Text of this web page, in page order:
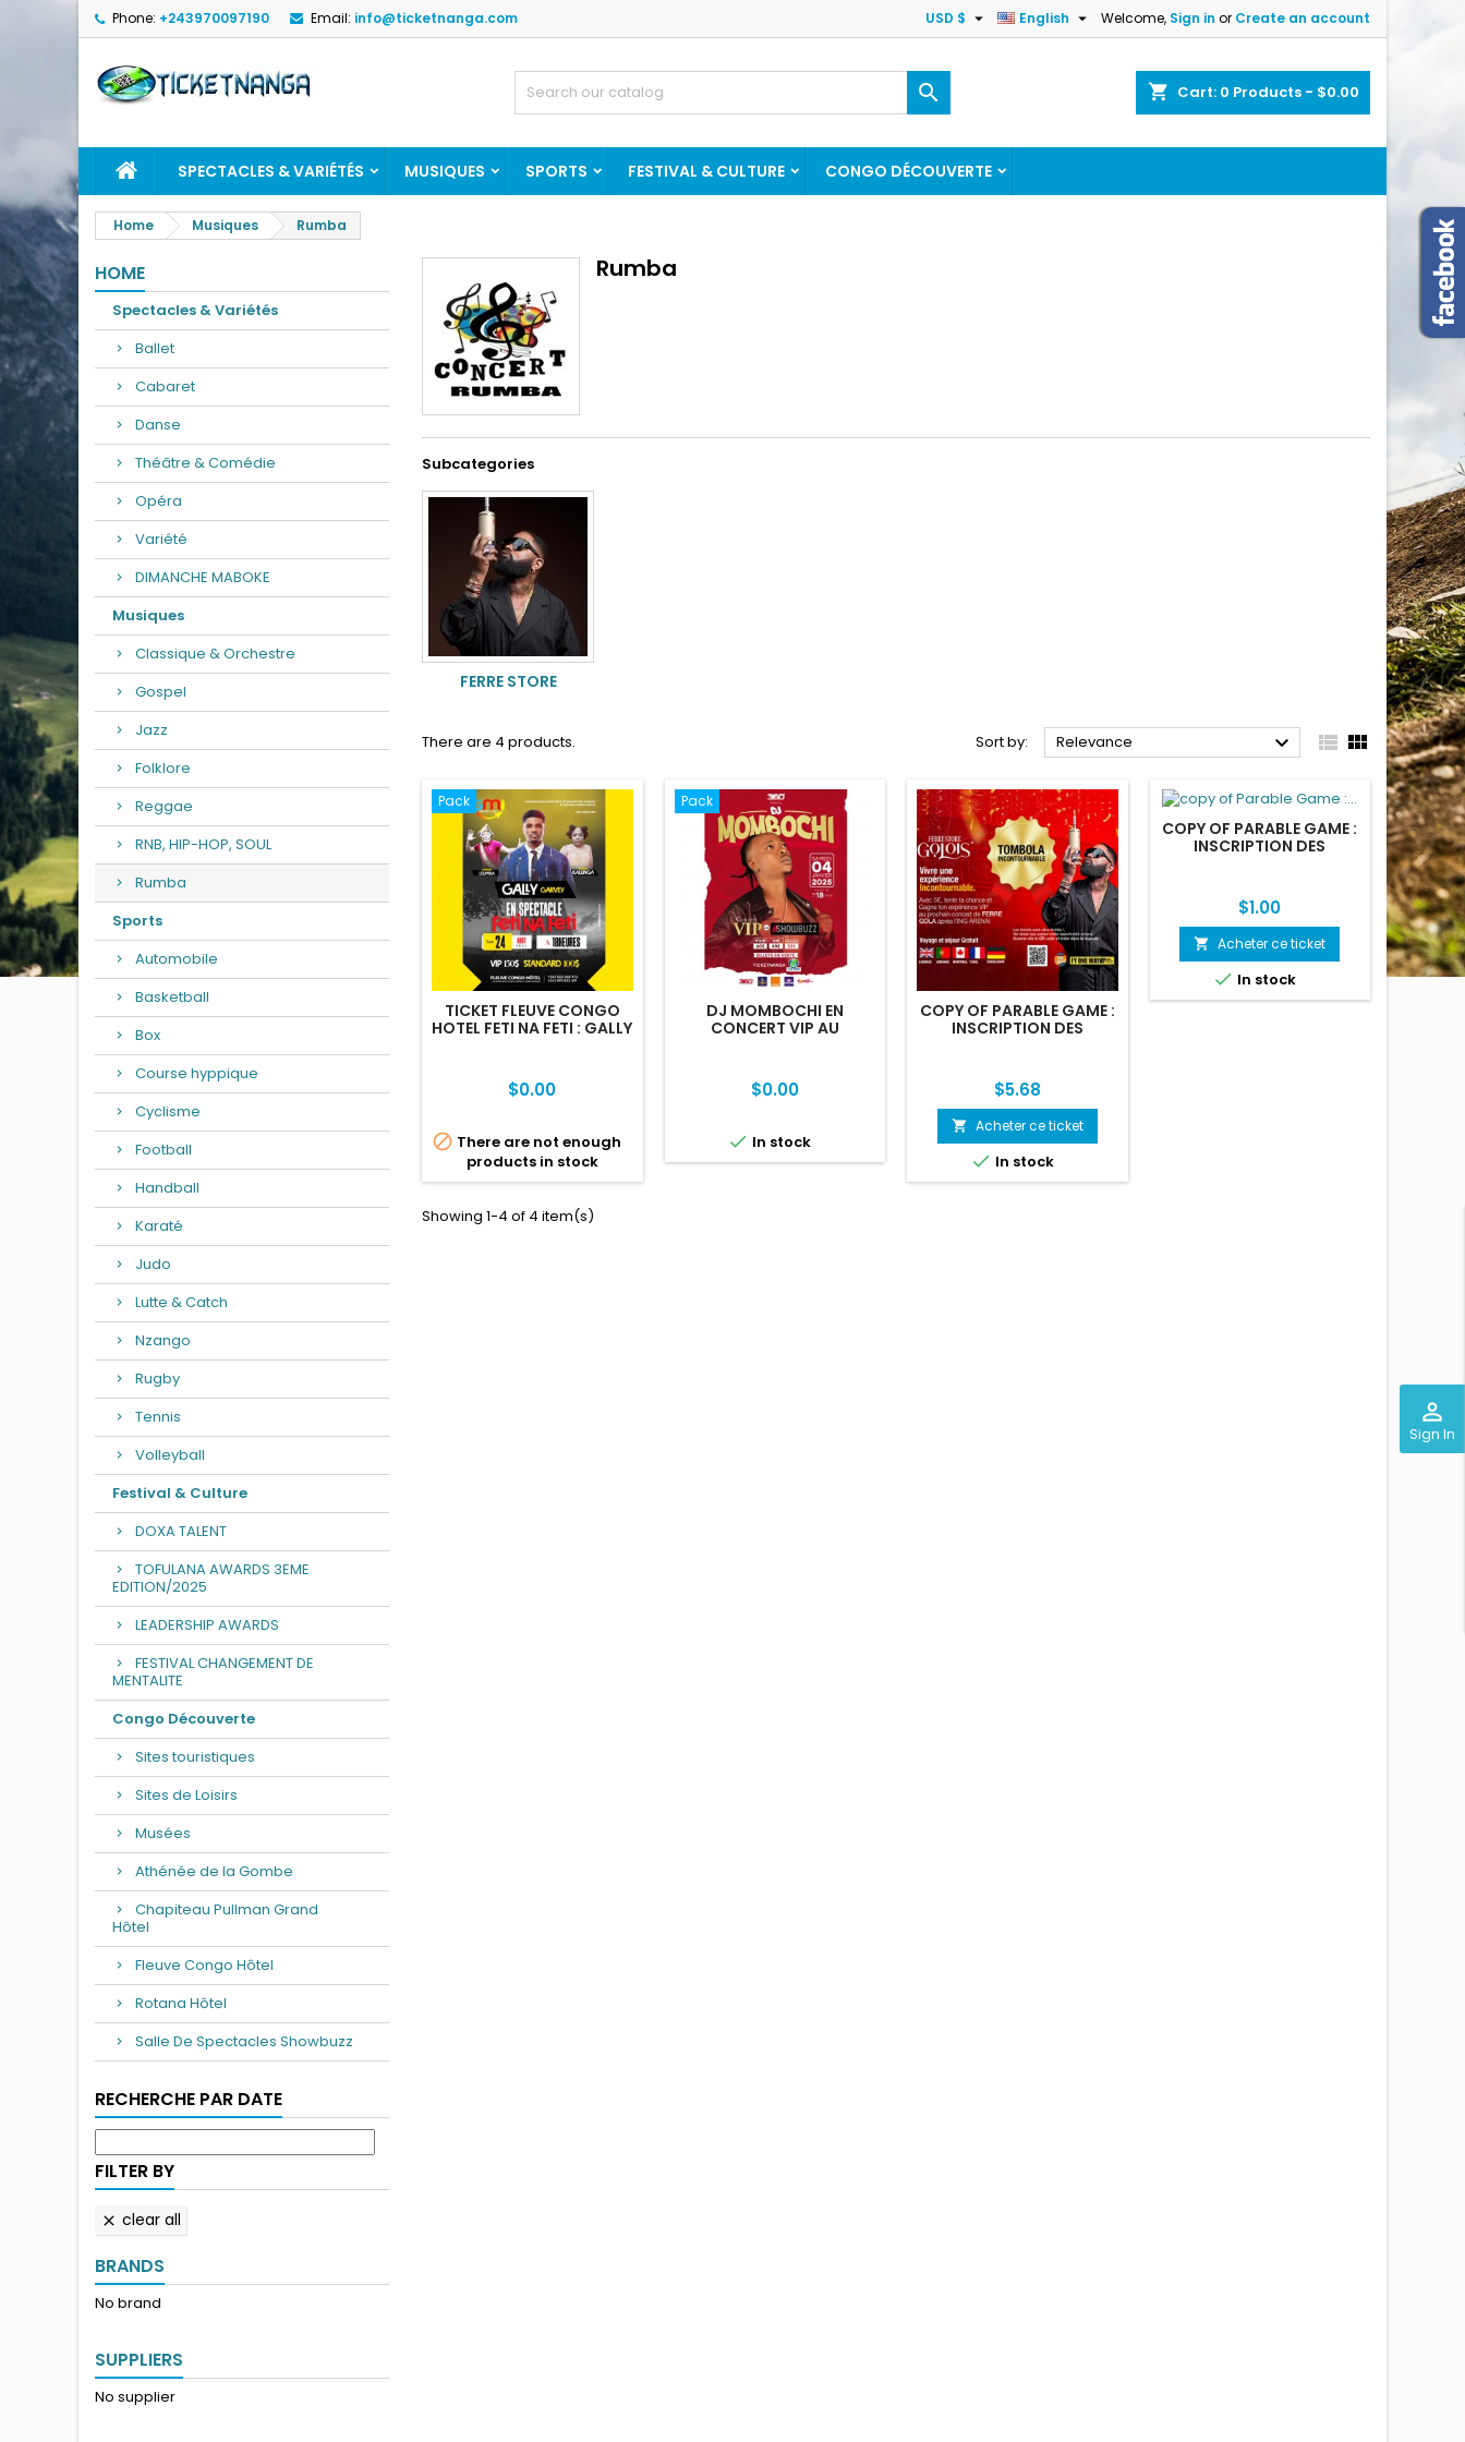
Phone: +243970097190 Email: info@ticketnanga.com Welcome, Sign in or Create an account
English 
USD $ 
shopping_cart Cart: 0 Products - $0.00

perm_identity
Sign In
SPECTACLES & VARIÉTÉS MUSIQUES SPORTS FESTIVAL & CULTURE CONGO DÉCOUVERTE
Home Musiques Rumba
HOME
Spectacles & Variétés
Ballet
Cabaret
Danse
Théâtre & Comédie
Opéra
Variété
DIMANCHE MABOKE
Musiques
Classique & Orchestre
Gospel
Jazz
Folklore
Reggae
RNB, HIP-HOP, SOUL
Rumba
Sports
Automobile
Basketball
Box
Course hyppique
Cyclisme
Football
Handball
Karaté
Judo
Lutte & Catch
Nzango
Rugby
Tennis
Volleyball
Festival & Culture
DOXA TALENT
TOFULANA AWARDS 3EME
EDITION/2025
LEADERSHIP AWARDS
FESTIVAL CHANGEMENT DE
MENTALITE
Congo Découverte
Sites touristiques
Sites de Loisirs
Musées
Athénée de la Gombe
Chapiteau Pullman Grand
Hôtel
Fleuve Congo Hôtel
Rotana Hôtel
Salle De Spectacles Showbuzz
RECHERCHE PAR DATE
FILTER BY
 clear all
BRANDS
No brand
SUPPLIERS
No supplier
Rumba
Subcategories
FERRE STORE
There are 4 products. Sort by: Relevance   
Pack
TICKET FLEUVE CONGO
HOTEL FETI NA FETI : GALLY
KALUNGA
Price
$0.00
 There are not enough
products in stock
Pack
DJ MOMBOCHI EN
CONCERT VIP AU
Price
$0.00
 In stock
COPY OF PARABLE GAME :
INSCRIPTION DES
Price
$5.68
shopping_cart Acheter ce ticket
 In stock
COPY OF PARABLE GAME :
INSCRIPTION DES
Price
$1.00
shopping_cart Acheter ce ticket
 In stock
Showing 1-4 of 4 item(s)